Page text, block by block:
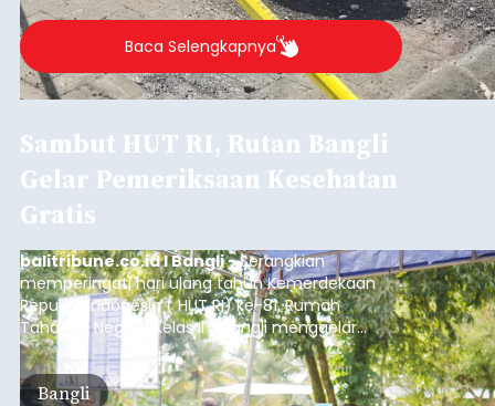
Baca Selengkapnya
Sambut HUT RI, Rutan Bangli
Gelar Pemeriksaan Kesehatan
Gratis
balitribune.co.id I Bangli -Serangkian
memperingati hari ulang tahun Kemerdekaan
Republik Indonesia ( HUT RI) ke-81, Rumah
Tahanan Negara Kelas II B Bangli menggelar
kegiatan pemeriksaan kesehatan gratis, Rabu
(6/8/2026).
Bangli